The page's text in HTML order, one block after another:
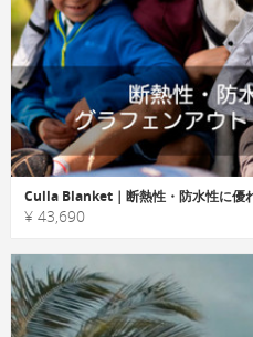
¥ 43,690